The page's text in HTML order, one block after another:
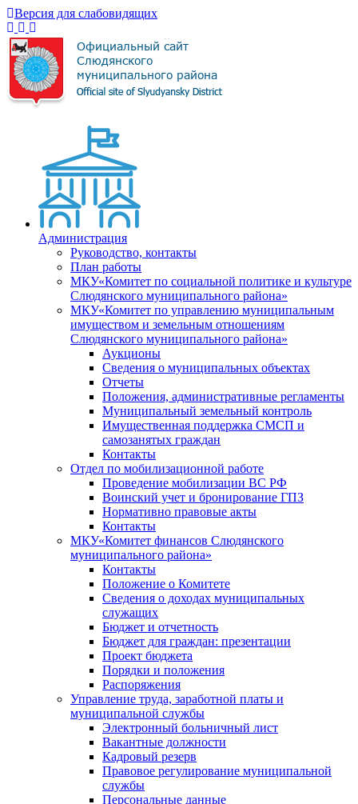
Версия для слабовидящих
Администрация
Руководство, контакты
План работы
МКУ«Комитет по социальной политике и культуре
Слюдянского муниципального района»
МКУ«Комитет по управлению муниципальным
имуществом и земельным отношениям
Слюдянского муниципального района»
Аукционы
Сведения о муниципальных объектах
Отчеты
Положения, административные регламенты
Муниципальный земельный контроль
Имущественная поддержка СМСП и
самозанятых граждан
Контакты
Отдел по мобилизационной работе
Проведение мобилизации ВС РФ
Воинский учет и бронирование ГПЗ
Нормативно правовые акты
Контакты
МКУ«Комитет финансов Слюдянского
муниципального района»
Контакты
Положение о Комитете
Сведения о доходах муниципальных
служащих
Бюджет и отчетность
Бюджет для граждан: презентации
Проект бюджета
Порядки и положения
Распоряжения
Управление труда, заработной платы и
муниципальной службы
Электронный больничный лист
Вакантные должности
Кадровый резерв
Правовое регулирование муниципальной
службы
Персональные данные